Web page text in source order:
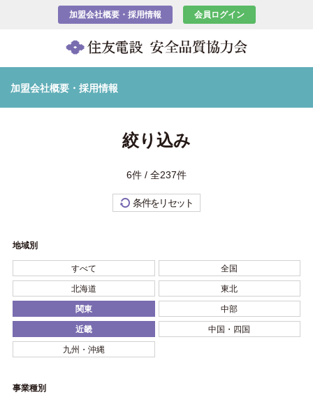
加盟会社概要・採用情報 会員ログイン
加盟会社概要・採用情報
絞り込み
6件 / 全237件
条件をリセット
地域別
すべて 全国
北海道 東北
関東 中部
近畿 中国・四国
九州・沖縄
事業種別